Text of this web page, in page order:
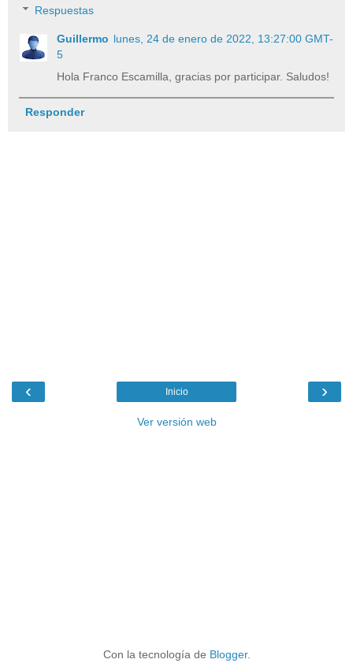
Respuestas
Guillermo lunes, 24 de enero de 2022, 13:27:00 GMT-
5
Hola Franco Escamilla, gracias por participar. Saludos!
Responder
‹ ›
Inicio
Ver versión web
Con la tecnología de Blogger.